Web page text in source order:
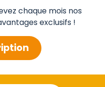
chaque mois nos
exclusifs !